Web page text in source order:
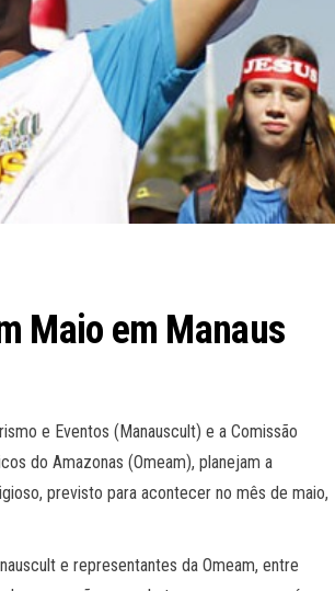
Maio em Manaus
e Eventos (Manauscult) e a Comissão
do Amazonas (Omeam), planejam a
previsto para acontecer no mês de maio,
e representantes da Omeam, entre